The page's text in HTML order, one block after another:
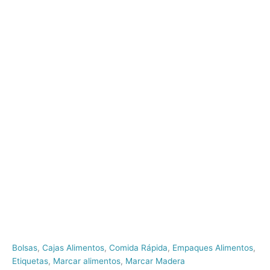
Bolsas, Cajas Alimentos, Comida Rápida, Empaques Alimentos,
Etiquetas, Marcar alimentos, Marcar Madera